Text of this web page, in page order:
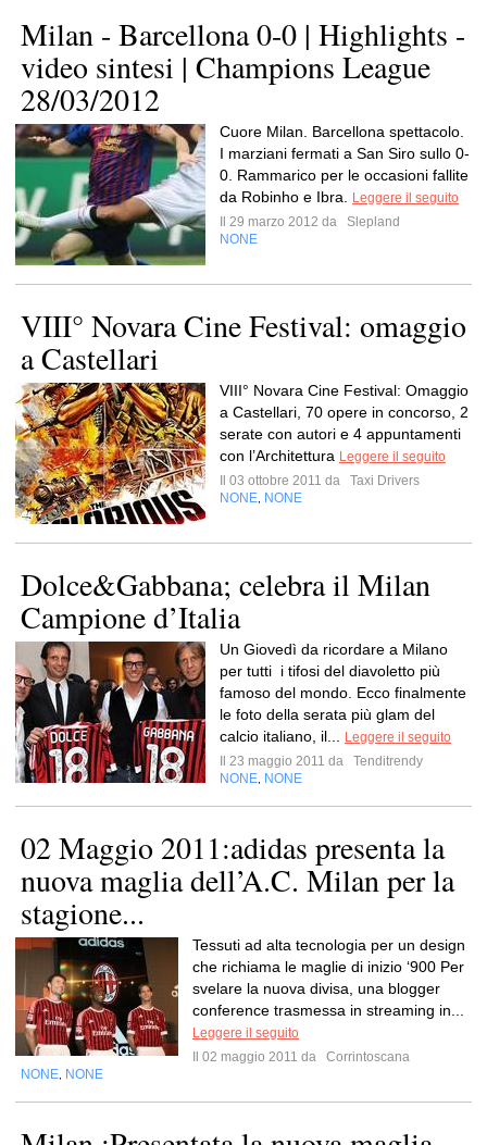
Milan - Barcellona 0-0 | Highlights -
video sintesi | Champions League
28/03/2012
Cuore Milan. Barcellona spettacolo.
I marziani fermati a San Siro sullo 0-
0. Rammarico per le occasioni fallite
da Robinho e Ibra.
Leggere il seguito
Il 29 marzo 2012 da
Slepland
NONE
VIII° Novara Cine Festival: omaggio
a Castellari
VIII° Novara Cine Festival: Omaggio
a Castellari, 70 opere in concorso, 2
serate con autori e 4 appuntamenti
con l’Architettura Leggere il seguito
Il 03 ottobre 2011 da
Taxi Drivers
NONE NONE
Dolce&Gabbana; celebra il Milan
Campione d’Italia
Un Giovedì da ricordare a Milano
per tutti i tifosi del diavoletto più
famoso del mondo. Ecco finalmente
le foto della serata più glam del
calcio italiano, il...
Leggere il seguito
Il 23 maggio 2011 da
Tenditrendy
NONE NONE
02 Maggio 2011:adidas presenta la
nuova maglia dell’A.C. Milan per la
stagione...
Tessuti ad alta tecnologia per un design
che richiama le maglie di inizio ‘900 Per
svelare la nuova divisa, una blogger
conference trasmessa in streaming in...
Leggere il seguito
Il 02 maggio 2011 da
Corrintoscana
NONE NONE